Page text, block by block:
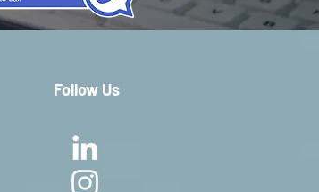
Follow Us